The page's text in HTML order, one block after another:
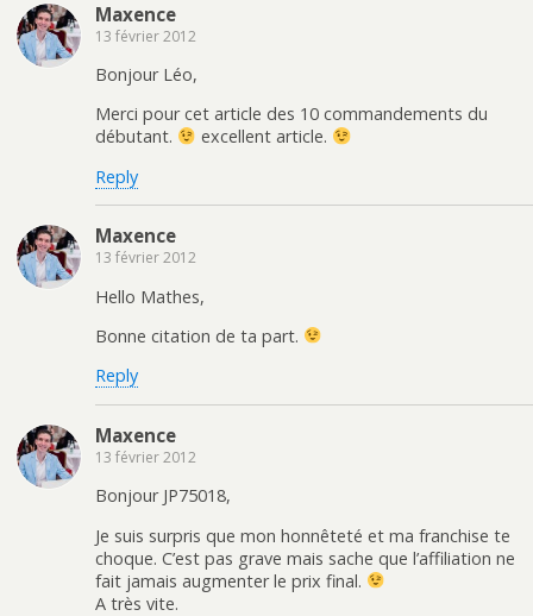
Maxence
13 février 2012
Bonjour Léo,
Merci pour cet article des 10 commandements du
débutant.
excellent article.
Reply
Maxence
13 février 2012
Hello Mathes,
Bonne citation de ta part.
Reply
Maxence
13 février 2012
Bonjour JP75018,
Je suis surpris que mon honnêteté et ma franchise te
choque. C’est pas grave mais sache que l’affiliation ne
fait jamais augmenter le prix final.
A très vite.